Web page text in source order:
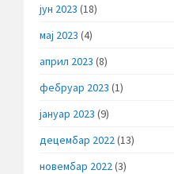
јун 2023 (18)
мај 2023 (4)
април 2023 (8)
фебруар 2023 (1)
јануар 2023 (9)
децембар 2022(13)
новембар 2022(3)